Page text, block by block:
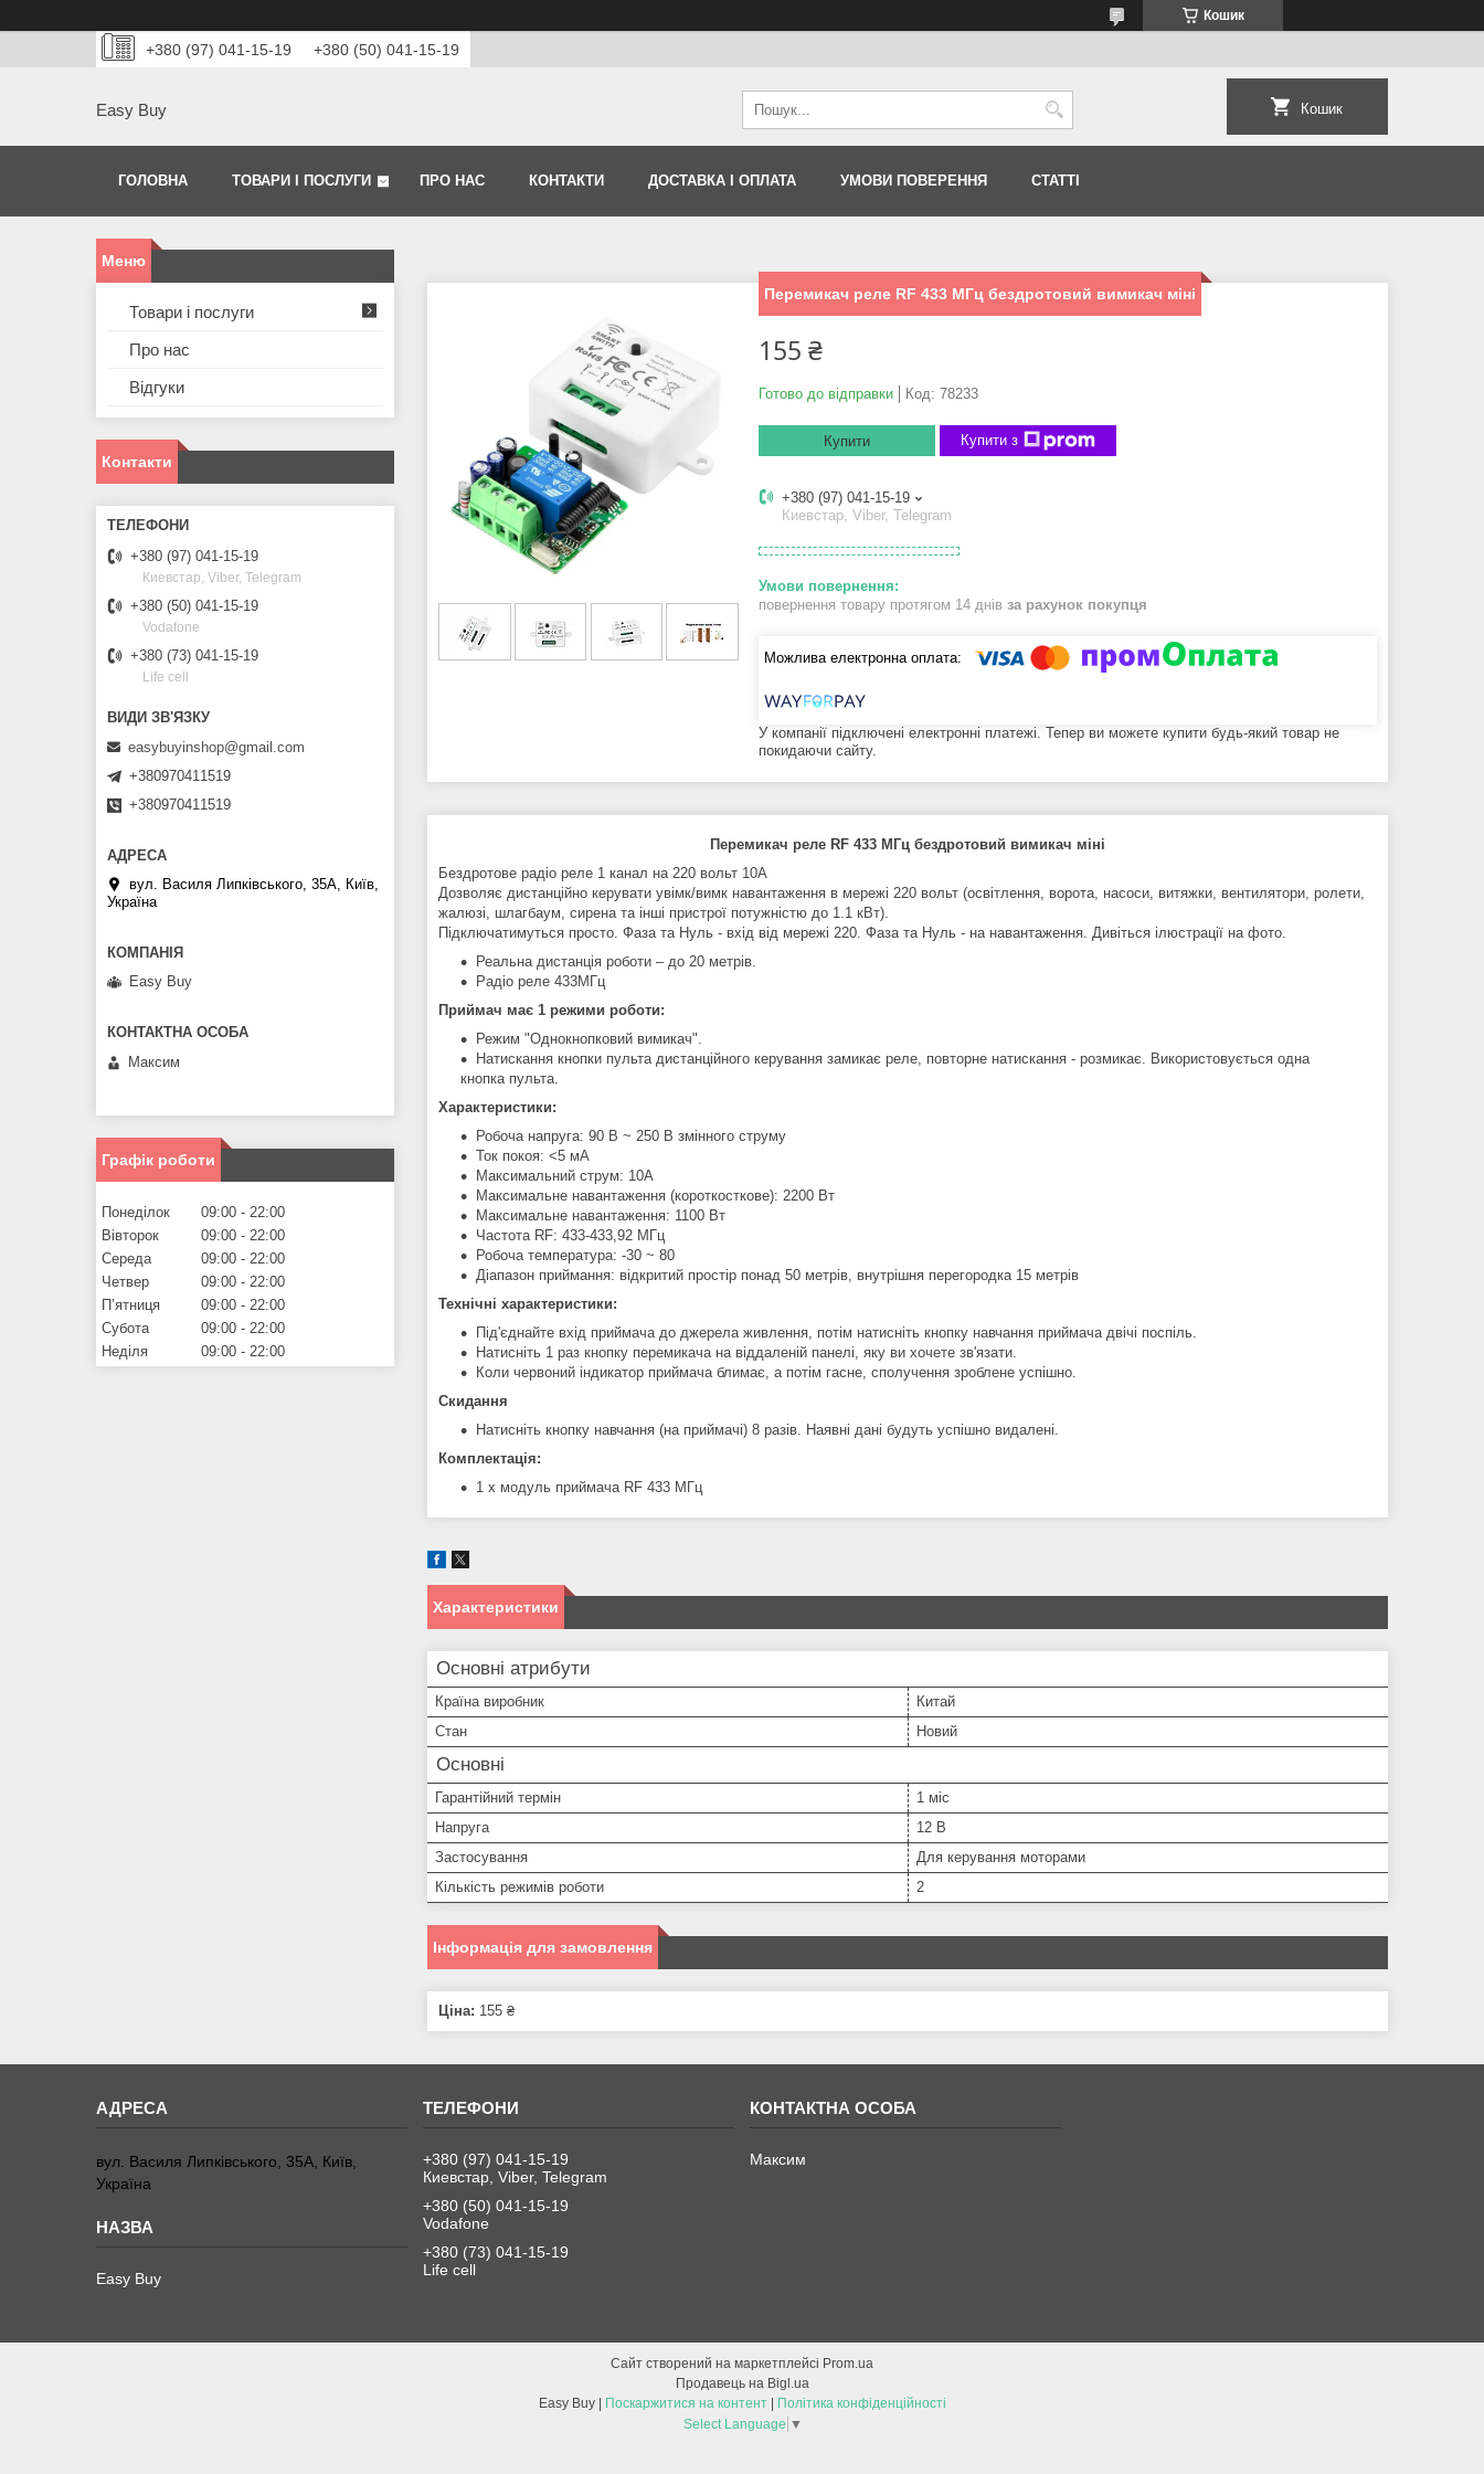
Кошик
+380 (97) 041-15-19 +380 (50) 041-15-19
Easy Buy Кошик
ГОЛОВНА ТОВАРИ І ПОСЛУГИ ПРО НАС КОНТАКТИ ДОСТАВКА І ОПЛАТА УМОВИ ПОВЕРЕННЯ СТАТТІ
Перемикач реле RF 433 МГц бездротовий вимикач міні
155 ₴
Готово до відправки Код: 78233
Купити Купити з
+380 (97) 041-15-19
Киевстар, Viber, Telegram
повернення товару протягом 14 днів за рахунок покупця
У компанії підключені електронні платежі. Тепер ви можете купити будь-який товар не
покидаючи сайту.
Перемикач реле RF 433 МГц бездротовий вимикач міні
Бездротове радіо реле 1 канал на 220 вольт 10А
Дозволяє дистанційно керувати увімк/вимк навантаження в мережі 220 вольт (освітлення, ворота, насоси, витяжки, вентилятори, ролети,
жалюзі, шлагбаум, сирена та інші пристрої потужністю до 1.1 кВт).
Підключатимуться просто. Фаза та Нуль - вхід від мережі 220. Фаза та Нуль - на навантаження. Дивіться ілюстрації на фото.
Реальна дистанція роботи – до 20 метрів.
Радіо реле 433МГц
Приймач має 1 режими роботи:
Режим "Однокнопковий вимикач".
Натискання кнопки пульта дистанційного керування замикає реле, повторне натискання - розмикає. Використовується одна
кнопка пульта.
Характеристики:
Робоча напруга: 90 В ~ 250 В змінного струму
Ток покоя: <5 мА
Максимальний струм: 10А
Максимальне навантаження (короткосткове): 2200 Вт
Максимальне навантаження: 1100 Вт
Частота RF: 433-433,92 МГц
Робоча температура: -30 ~ 80
Діапазон приймання: відкритий простір понад 50 метрів, внутрішня перегородка 15 метрів
Технічні характеристики:
Під'єднайте вхід приймача до джерела живлення, потім натисніть кнопку навчання приймача двічі поспіль.
Натисніть 1 раз кнопку перемикача на віддаленій панелі, яку ви хочете зв'язати.
Коли червоний індикатор приймача блимає, а потім гасне, сполучення зроблене успішно.
Скидання
Натисніть кнопку навчання (на приймачі) 8 разів. Наявні дані будуть успішно видалені.
Комплектація:
1 х модуль приймача RF 433 МГц
Характеристики
Основні атрибути
Країна виробник
Китай
Стан
Новий
Основні
Гарантійний термін
1 міс
Напруга
12 В
Застосування
Для керування моторами
Кількість режимів роботи
2
Інформація для замовлення
Ціна: 155 ₴
Товари і послуги
Про нас
Відгуки
Контакти
+380 (97) 041-15-19
Киевстар, Viber, Telegram
+380 (50) 041-15-19
Vodafone
+380 (73) 041-15-19
Life cell
easybuyinshop@gmail.com
+380970411519
+380970411519
вул. Василя Липківського, 35А, Київ,
Україна
Easy Buy
Максим
Графік роботи
Понеділок 09:00
22:00
Вівторок
09:00
22:00
Середа
09:00
22:00
Четвер
09:00
22:00
Пʼятниця
09:00
22:00
Субота
09:00
22:00
Неділя
09:00 22:00
вул. Василя Липківського, 35А, Київ,
Україна
Easy Buy
+380 (97) 041-15-19
Киевстар, Viber, Telegram
+380 (50) 041-15-19
Vodafone
+380 (73) 041-15-19
Life cell
Максим
Сайт створений на маркетплейсі Prom.ua
Продавець на Bigl.ua
Easy Buy | Поскаржитися на контент | Політика конфіденційності
Select Language ▼